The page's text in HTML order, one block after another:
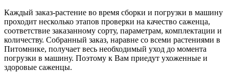
Каждый заказ-растение во время сборки и погрузки в машину
проходит несколько этапов проверки на качество саженца,
соответствие заказанному сорту, параметрам, комплектации и
количеству. Собранный заказ, наравне со всеми растениями в
Питомнике, получает весь необходимый уход до момента
погрузки в машину. Поэтому к Вам приедут ухоженные и
здоровые саженцы.